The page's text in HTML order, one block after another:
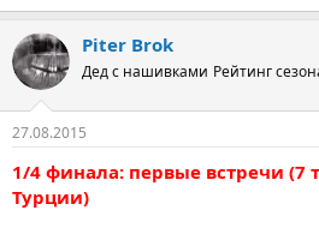
Piter Brok
Дед с нашивками Рейтинг
27.08.2015
1/4 финала: первые встречи (7
Турции)